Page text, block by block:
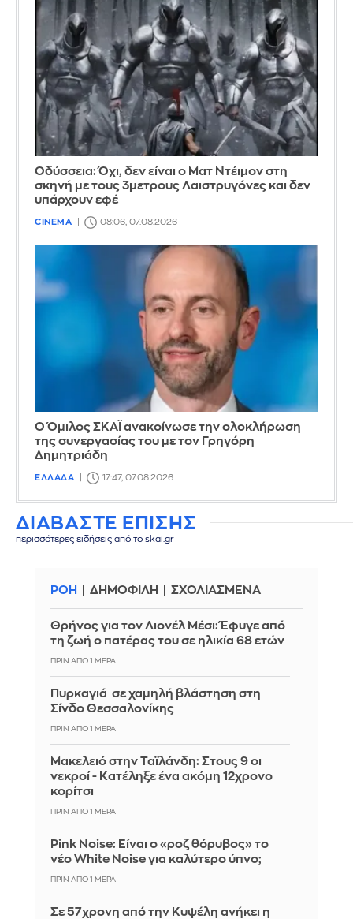
Οδύσσεια: Όχι, δεν είναι ο Ματ Ντέιμον στη
σκηνή με τους 3μετρους Λαιστρυγόνες και δεν
υπάρχουν εφέ
CINEMA 08:06, 07.08.2026
Ο Όμιλος ΣΚΑΪ ανακοίνωσε την ολοκλήρωση
της συνεργασίας του με τον Γρηγόρη
Δημητριάδη
ΕΛΛΑΔΑ 17:47, 07.08.2026
ΔΙΑΒΑΣΤΕ ΕΠΙΣΗΣ
περισσότερες ειδήσεις από το skai.gr
ΡΟΗ ΔΗΜΟΦΙΛΗ ΣΧΟΛΙΑΣΜΕΝΑ
Θρήνος για τον Λιονέλ Μέσι: Έφυγε από
τη ζωή ο πατέρας του σε ηλικία 68 ετών
ΠΡΙΝ ΑΠΌ 1 ΜΈΡΑ
Πυρκαγιά σε χαμηλή βλάστηση στη
Σίνδο Θεσσαλονίκης
ΠΡΙΝ ΑΠΌ 1 ΜΈΡΑ
Μακελειό στην Ταϊλάνδη: Στους 9 οι
νεκροί - Κατέληξε ένα ακόμη 12χρονο
κορίτσι
ΠΡΙΝ ΑΠΌ 1 ΜΈΡΑ
Pink Noise: Είναι ο «ροζ θόρυβος» το
νέο White Noise για καλύτερο ύπνο;
ΠΡΙΝ ΑΠΌ 1 ΜΈΡΑ
Σε 57χρονη από την Κυψέλη ανήκει η